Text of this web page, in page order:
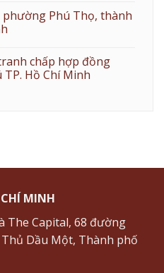
Phú Thọ, thành
chấp hợp đồng
Hồ Chí Minh
MINH
The Capital, 68 đường
Dầu Một, Thành phố